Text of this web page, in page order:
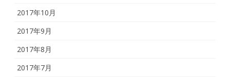
2017年10月
2017年9月
2017年8月
2017年7月